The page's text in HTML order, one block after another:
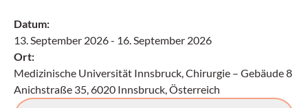
Datum:
13. September 2026- 16. September 2026
Ort:
Medizinische Universität Innsbruck, Chirurgie – Gebäude 8
Anichstraße 35, 6020 Innsbruck, Österreich